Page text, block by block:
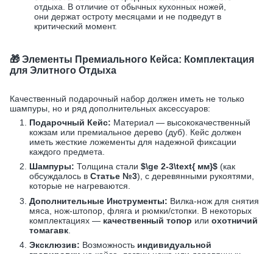
отдыха. В отличие от обычных кухонных ножей,
они держат остроту месяцами и не подведут в
критический момент.
🎁 Элементы Премиального Кейса: Комплектация
для Элитного Отдыха
Качественный подарочный набор должен иметь не только
шампуры, но и ряд дополнительных аксессуаров:
Подарочный Кейс: Материал — высококачественный
кожзам или премиальное дерево (дуб). Кейс должен
иметь жесткие ложементы для надежной фиксации
каждого предмета.
Шампуры: Толщина стали $\ge 2-3\text{ мм}$ (как
обсуждалось в Статье №3), с деревянными рукоятями,
которые не нагреваются.
Дополнительные Инструменты: Вилка-нож для снятия
мяса, нож-штопор, фляга и рюмки/стопки. В некоторых
комплектациях — качественный топор или охотничий
томагавк
Эксклюзив: Возможность индивидуальной